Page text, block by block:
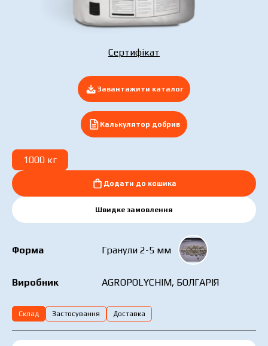
Сертифікат
Завантажити каталог
Калькулятор добрив
1000 кг
Додати до кошика
Швидке замовлення
Форма Гранули 2-5 мм
Виробник AGROPOLYCHIM, БОЛГАРІЯ
Склад Застосування Доставка